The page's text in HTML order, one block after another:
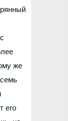
же
его